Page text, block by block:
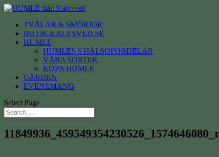
TVÅLAR & SMÖRJOR
BUTIK.KALVSVED.SE
HUMLE
HUMLENS HÄLSOFÖRDELAR
VÅRA SORTER
KÖPA HUMLE
GÅRDEN
EVENEMANG
Select Page